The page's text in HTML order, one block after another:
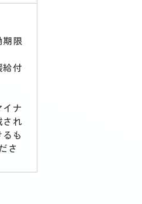
期限
付
ナ
され
も
さ